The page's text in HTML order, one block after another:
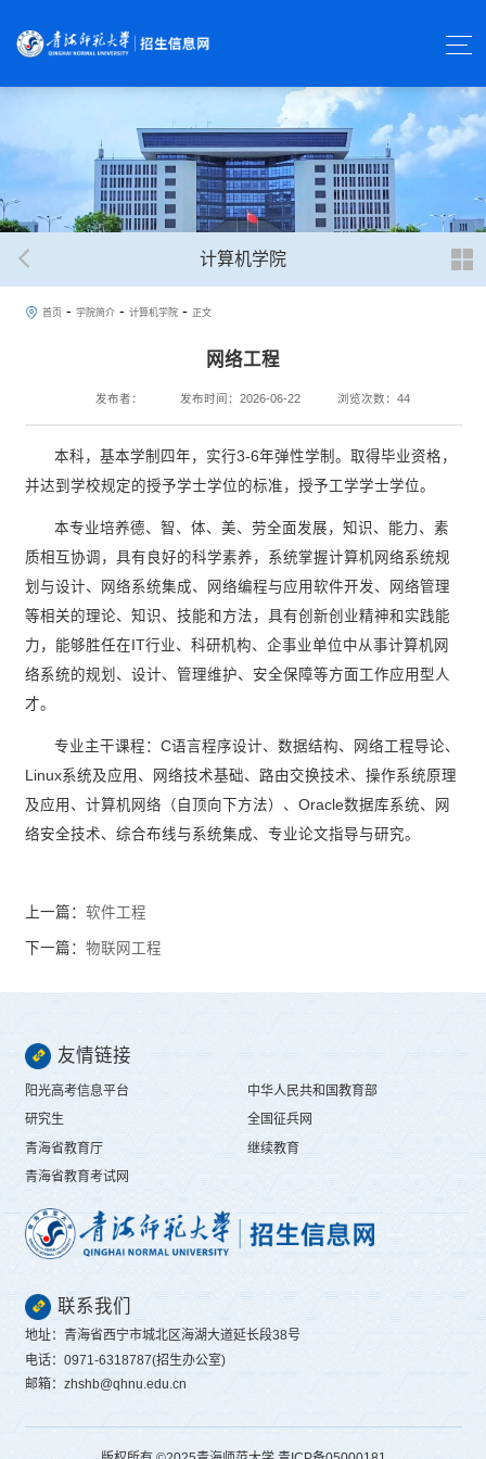
计算机学院
首页 - 学院简介 - 计算机学院 - 正文
网络工程
发布者： 发布时间：2026-06-22 浏览次数： 44
本科，基本学制四年，实行3-6年弹性学制。取得毕业资格，
并达到学校规定的授予学士学位的标准，授予工学学士学位。
本专业培养德、智、体、美、劳全面发展，知识、能力、素
质相互协调，具有良好的科学素养，系统掌握计算机网络系统规
划与设计、网络系统集成、网络编程与应用软件开发、网络管理
等相关的理论、知识、技能和方法，具有创新创业精神和实践能
力，能够胜任在IT行业、科研机构、企事业单位中从事计算机网
络系统的规划、设计、管理维护、安全保障等方面工作应用型人
才。
专业主干课程：C语言程序设计、数据结构、网络工程导论、
Linux系统及应用、网络技术基础、路由交换技术、操作系统原理
及应用、计算机网络（自顶向下方法）、Oracle数据库系统、网
络安全技术、综合布线与系统集成、专业论文指导与研究。
上一篇： 软件工程
下一篇： 物联网工程
友情链接
阳光高考信息平台
中华人民共和国教育部
研究生
全国征兵网
青海省教育厅
继续教育
青海省教育考试网
联系我们
地址：青海省西宁市城北区海湖大道延长段38号
电话：0971-6318787(招生办公室)
邮箱：zhshb@qhnu.edu.cn